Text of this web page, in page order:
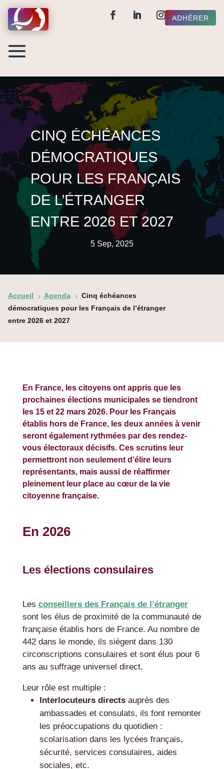
ADHÉRER
CINQ ÉCHÉANCES
DÉMOCRATIQUES
POUR LES FRANÇAIS
DE L’ÉTRANGER
ENTRE 2026 ET 2027
5 Sep, 2025
Accueil 5 Agenda 5 Cinq échéances
démocratiques pour les Français de l’étranger
entre 2026 et 2027
En France, les citoyens ont appris que les
prochaines élections municipales se tiendront
les 15 et 22 mars 2026. Pour les Français
établis hors de France, les deux années à venir
seront également rythmées par des rendez-
vous électoraux décisifs. Ces scrutins leur
permettront non seulement d’élire leurs
représentants, mais aussi de réaffirmer
pleinement leur place au cœur de la vie
citoyenne française.
En 2026
Les élections consulaires
Les conseillers des Français de l’étranger
sont les élus de proximité de la communauté de
française établis hors de France. Au nombre de
442 dans le monde, ils siègent dans 130
circonscriptions consulaires et sont élus pour 6
ans au suffrage universel direct.
Leur rôle est multiple :
Interlocuteurs directsauprès des
ambassades et consulats, ils font remonter
les préoccupations du quotidien :
scolarisation dans les lycées français,
sécurité, services consulaires, aides
sociales, etc.